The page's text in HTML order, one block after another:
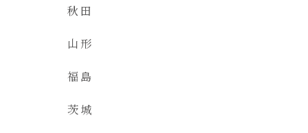
秋田
山形
福島
茨城